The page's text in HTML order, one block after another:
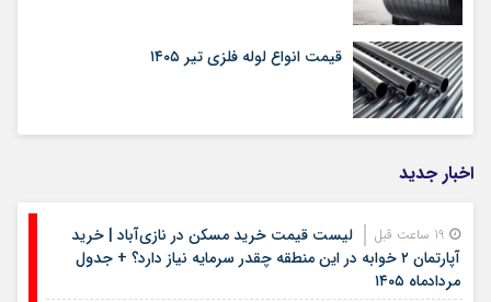
قیمت انواع لوله فلزی تیر ۱۴۰۵
اخبار جدید
لیست قیمت خرید مسکن در نازی‌آباد | خرید
آپارتمان ۲ خوابه در این منطقه چقدر سرمایه نیاز دارد؟ + جدول
مردادماه ۱۴۰۵